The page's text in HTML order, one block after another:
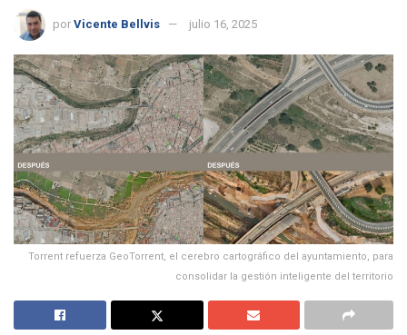
por Vicente Bellvis julio 16, 2025
Torrent refuerza GeoTorrent, el cerebro cartográfico del ayuntamiento, para
consolidar la gestión inteligente del territorio